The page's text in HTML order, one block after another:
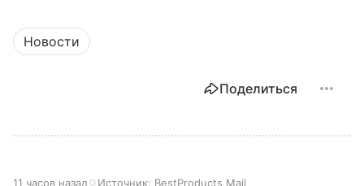
Новости
Поделиться
11 часов назад Источник: BestProducts Mail